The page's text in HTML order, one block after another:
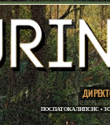
ПОСПАТОКАЛИПСИС •